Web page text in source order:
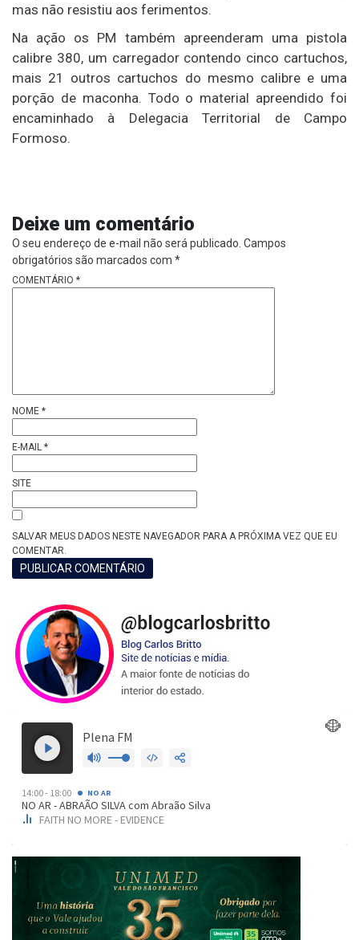
mas não resistiu aos ferimentos.
Na ação os PM também apreenderam uma pistola
calibre 380, um carregador contendo cinco cartuchos,
mais 21 outros cartuchos do mesmo calibre e uma
porção de maconha. Todo o material apreendido foi
encaminhado à Delegacia Territorial de Campo
Formoso.
Deixe um comentário
O seu endereço de e-mail não será publicado. Campos
obrigatórios são marcados com *
COMENTÁRIO *
NOME *
E-MAIL *
SITE
SALVAR MEUS DADOS NESTE NAVEGADOR PARA A PRÓXIMA VEZ QUE EU
COMENTAR.